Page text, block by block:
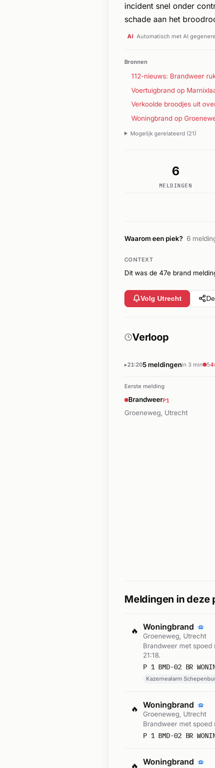
incident snel onder
schade aan het
AI Automatisch met AI
Bronnen
112-nieuws: Brandweer
Voertuigbrand op
Verkoolde broodjes uit
Woningbrand op
Mogelijk gerelateerd (21)
6
MELDINGEN
Waarom een piek? 6
CONTEXT
Dit was de 47e brand
Volg Utrecht
Verloop
21:205 meldingenin 3 min 5
Eerste melding
BrandweerP1
Groeneweg, Utrecht
Meldingen in deze
🔥 Woningbrand
Groeneweg, Utrecht
Brandweer met
21:18.
P 1 BMD-02 BR
Kazernealarm
🔥 Woningbrand
Groeneweg, Utrecht
Brandweer met
P 1 BMD-02 BR
🔥 Woningbrand